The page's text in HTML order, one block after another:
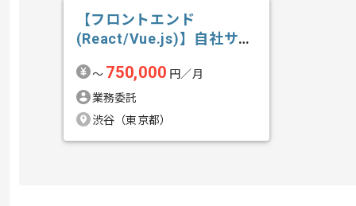
【フロントエンド
(React/Vue.js)】自社サー
〜 750,000 円／月
業務委託
渋谷（東京都）